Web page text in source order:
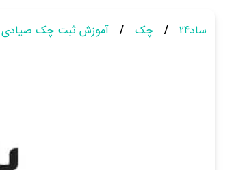
ساد24 / چک / آموزش ثبت چک صیادی بانک